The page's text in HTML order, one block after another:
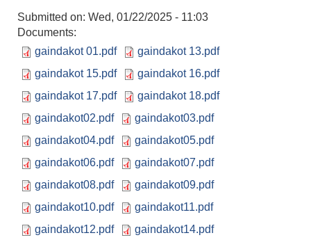
Submitted on: Wed, 01/22/2025 - 11:03
Documents:
gaindakot 01.pdf
gaindakot 13.pdf
gaindakot 15.pdf
gaindakot 16.pdf
gaindakot 17.pdf
gaindakot 18.pdf
gaindakot02.pdf
gaindakot03.pdf
gaindakot04.pdf
gaindakot05.pdf
gaindakot06.pdf
gaindakot07.pdf
gaindakot08.pdf
gaindakot09.pdf
gaindakot10.pdf
gaindakot11.pdf
gaindakot12.pdf
gaindakot14.pdf